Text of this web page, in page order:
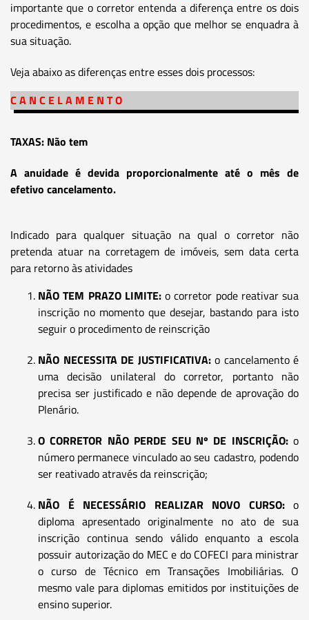
importante que o corretor entenda a diferença entre os dois
procedimentos, e escolha a opção que melhor se enquadra à
sua situação.
Veja abaixo as diferenças entre esses dois processos:
C A N C E L A M E N T O
TAXAS: Não tem
A anuidade é devida proporcionalmente até o mês de
efetivo cancelamento.
Indicado para qualquer situação na qual o corretor não
pretenda atuar na corretagem de imóveis, sem data certa
para retorno às atividades
NÃO TEM PRAZO LIMITE:o corretor pode reativar sua
inscrição no momento que desejar, bastando para isto
seguir o procedimento de reinscrição
NÃO NECESSITA DE JUSTIFICATIVA:o cancelamento é
uma decisão unilateral do corretor, portanto não
precisa ser justificado e não depende de aprovação do
Plenário.
O CORRETOR NÃO PERDE SEU Nº DE INSCRIÇÃO:o
número permanece vinculado ao seu cadastro, podendo
ser reativado através da reinscrição;
NÃO É NECESSÁRIO REALIZAR NOVO CURSO:o
diploma apresentado originalmente no ato de sua
inscrição continua sendo válido enquanto a escola
possuir autorização do MEC e do COFECI para ministrar
o curso de Técnico em Transações Imobiliárias. O
mesmo vale para diplomas emitidos por instituições de
ensino superior.